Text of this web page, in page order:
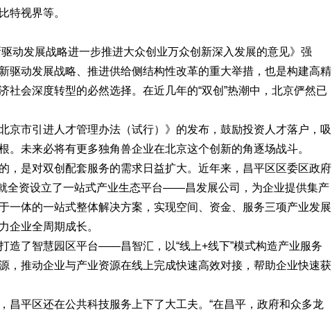
特视界等。
动发展战略进一步推进大众创业万众创新深入发展的意见》强
驱动发展战略、推进供给侧结构性改革的重大举措，也是构建高精
社会深度转型的必然选择。在近几年的“双创”热潮中，北京俨然已
京市引进人才管理办法（试行）》的发布，鼓励投资人才落户，吸
。未来必将有更多独角兽企业在北京这个创新的角逐场战斗。
，是对双创配套服务的需求日益扩大。近年来，昌平区区委区政府
全资设立了一站式产业生态平台——昌发展公司，为企业提供集产
一体的一站式整体解决方案，实现空间、资金、服务三项产业发展
企业全周期成长。
造了智慧园区平台——昌智汇，以“线上+线下”模式构造产业服务
，推动企业与产业资源在线上完成快速高效对接，帮助企业快速获
昌平区还在公共科技服务上下了大工夫。“在昌平，政府和众多龙